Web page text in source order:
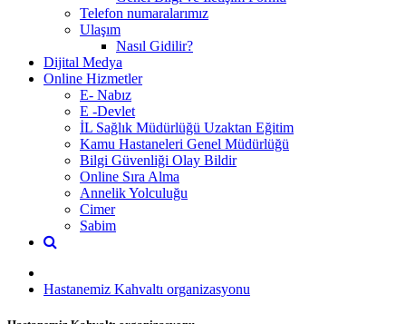
Telefon numaralarımız
Ulaşım
Nasıl Gidilir?
Dijital Medya
Online Hizmetler
E- Nabız
E -Devlet
İL Sağlık Müdürlüğü Uzaktan Eğitim
Kamu Hastaneleri Genel Müdürlüğü
Bilgi Güvenliği Olay Bildir
Online Sıra Alma
Annelik Yolculuğu
Cimer
Sabim
Hastanemiz Kahvaltı organizasyonu